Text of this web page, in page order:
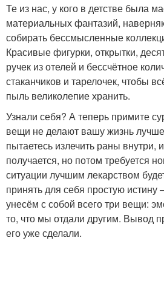
Те из нас, у кого в детстве была
материальных фантазий,
собирать бессмысленные
Красивые фигурки, открытки,
ручек из отелей и бессчётное
стаканчиков и тарелочек, чтобы
пыль великолепие хранить.
Узнали себя? А теперь примите
вещи не делают вашу жизнь
пытаетесь излечить раны внутри,
получается, но потом требуется
ситуации лучшим лекарством
принять для себя простую
унесём с собой всего три вещи:
то, что мы отдали другим. Вывод
его уже сделали.